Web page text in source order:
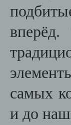
вперёд.
самых
и до